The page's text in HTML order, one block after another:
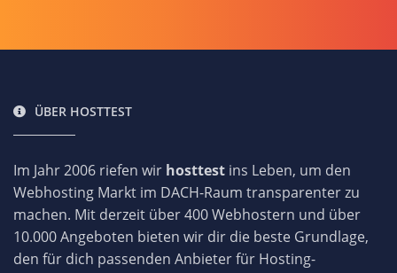
ÜBER HOSTTEST
Im Jahr 2006 riefen wir hosttest ins Leben, um den
Webhosting Markt im DACH-Raum transparenter zu
machen. Mit derzeit über 400 Webhostern und über
10.000 Angeboten bieten wir dir die beste Grundlage,
den für dich passenden Anbieter für Hosting-